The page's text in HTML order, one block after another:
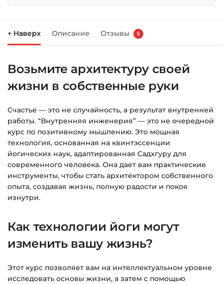
Справа появится корзина — нажмите
Заполните все поля (почта и пароль).
Оплатите удобным способом (более 8
После оплаты появится страница
благодарности с кнопкой «Перейти к
загрузкам». Нажмите её — и откроется
страница с курсами.
Дополнительно ссылка на курс придёт вам
на email.
времени.
Подробнее об оплате и безопасности — в
Вопросы? Пишите наinfo@siluette.com.uaили в
↑ Наверх Описание Отзывы 5
Возьмите архитектуру своей
жизни в собственные руки
Счастье — это не случайность, а результат внутренней
работы. “Внутренняя инженерия” — это не очередной
курс по позитивному мышлению. Это мощная
технология, основанная на квинтэссенции
йогических наук, адаптированная Садхгуру для
современного человека. Она дает вам практические
инструменты, чтобы стать архитектором собственного
опыта, создавая жизнь, полную радости и покоя
изнутри.
Как технологии йоги могут
изменить вашу жизнь?
Этот курс позволяет вам на интеллектуальном уровне
исследовать основы жизни, а затем с помощью